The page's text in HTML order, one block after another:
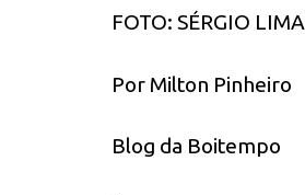
FOTO: SÉRGIO LIMA
Por Milton Pinheiro
Blog da Boitempo